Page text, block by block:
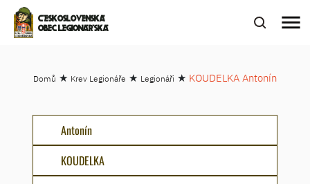
ČESKOSLOVENSKÁ
OBEC LEGIONÁŘSKÁ
menu
Domů ★ Krev Legionáře ★ Legionáři ★ KOUDELKA Antonín